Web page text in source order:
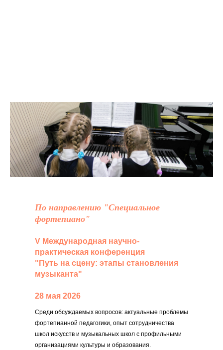
По направлению "Специальное
фортепиано"
V Международная научно-
практическая конференция
"Путь на сцену: этапы становления
музыканта"
28 мая 2026
Среди обсуждаемых вопросов: актуальные проблемы
фортепианной педагогики, опыт сотрудничества
школ искусств и музыкальных школ с профильными
организациями культуры и образования.